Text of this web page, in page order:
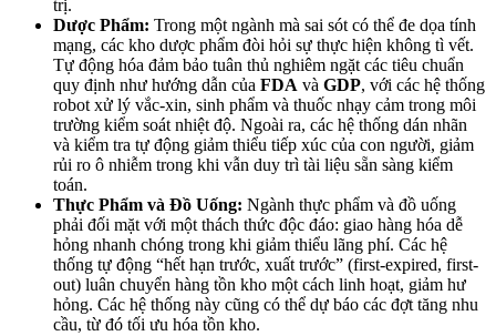
trị.
Dược Phẩm: Trong một ngành mà sai sót có thể đe dọa tính
mạng, các kho dược phẩm đòi hỏi sự thực hiện không tì vết.
Tự động hóa đảm bảo tuân thủ nghiêm ngặt các tiêu chuẩn
quy định như hướng dẫn của FDA và GDP, với các hệ thống
robot xử lý vắc-xin, sinh phẩm và thuốc nhạy cảm trong môi
trường kiểm soát nhiệt độ. Ngoài ra, các hệ thống dán nhãn
và kiểm tra tự động giảm thiểu tiếp xúc của con người, giảm
rủi ro ô nhiễm trong khi vẫn duy trì tài liệu sẵn sàng kiểm
toán.
Thực Phẩm và Đồ Uống: Ngành thực phẩm và đồ uống
phải đối mặt với một thách thức độc đáo: giao hàng hóa dễ
hỏng nhanh chóng trong khi giảm thiểu lãng phí. Các hệ
thống tự động “hết hạn trước, xuất trước” (first-expired, first-
out) luân chuyển hàng tồn kho một cách linh hoạt, giảm hư
hỏng. Các hệ thống này cũng có thể dự báo các đợt tăng nhu
cầu, từ đó tối ưu hóa tồn kho.